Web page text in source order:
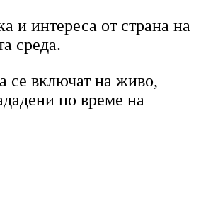
и интереса от страна на
среда.
се включат на живо,
по време на